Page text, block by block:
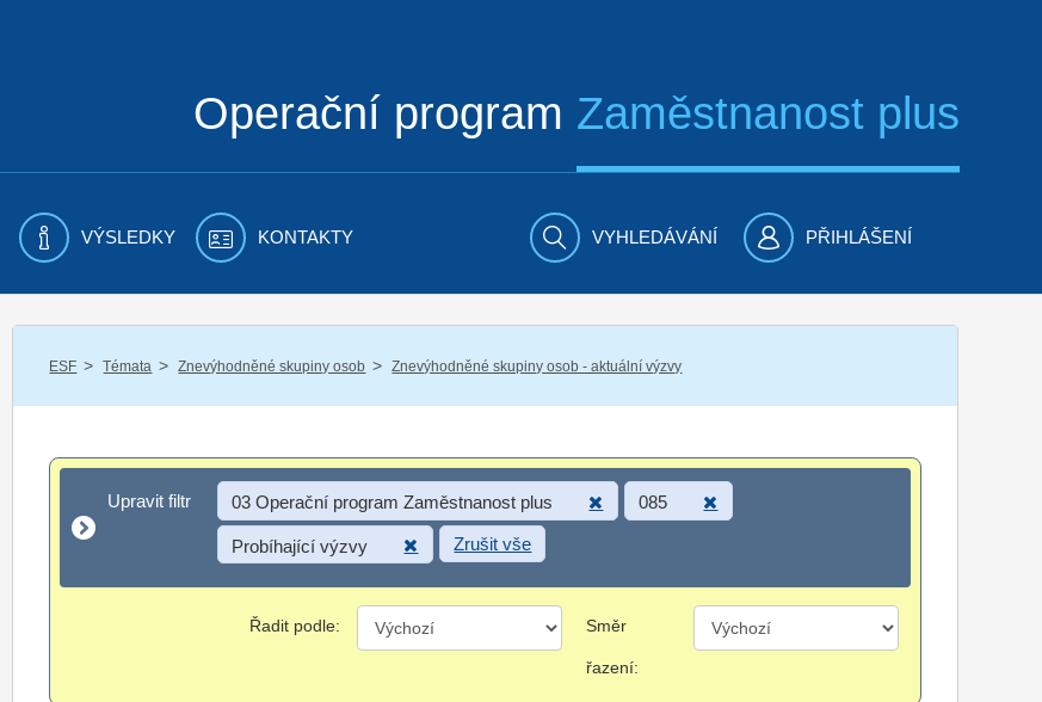
Operační program Zaměstnanost plus
VÝSLEDKY KONTAKTY VYHLEDÁVÁNÍ PŘIHLÁŠENÍ
ESF / Témata / Znevýhodněné skupiny osob / Znevýhodněné skupiny osob - aktuální výzvy
Upravit filtr
Upravit filtr 03 Operační program Zaměstnanost plus 085
Probíhající výzvy Zrušit vše
Řadit podle: Směr
řazení: